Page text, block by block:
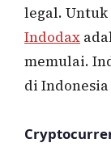
legal. Untuk
Indodax
memulai.
di